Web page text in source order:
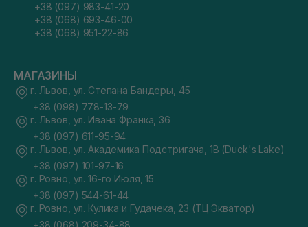
+38 (097) 983-41-20
+38 (068) 693-46-00
+38 (068) 951-22-86
МАГАЗИНЫ
г. Львов, ул. Степана Бандеры, 45
+38 (098) 778-13-79
г. Львов, ул. Ивана Франка, 36
+38 (097) 611-95-94
г. Львов, ул. Академика Подстригача, 1В (Duck's Lake)
+38 (097) 101-97-16
г. Ровно, ул. 16-го Июля, 15
+38 (097) 544-61-44
г. Ровно, ул. Кулика и Гудачека, 23 (ТЦ Экватор)
+38 (068) 209-34-88